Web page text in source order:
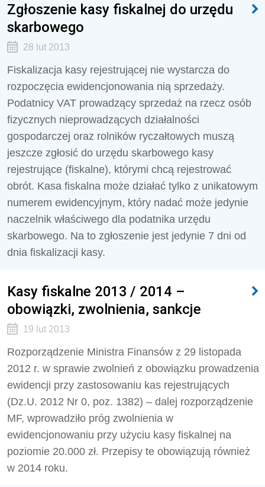
Zgłoszenie kasy fiskalnej do urzędu
skarbowego
28 lut 2013
Fiskalizacja kasy rejestrującej nie wystarcza do
rozpoczęcia ewidencjonowania nią sprzedaży.
Podatnicy VAT prowadzący sprzedaż na rzecz osób
fizycznych nieprowadzących działalności
gospodarczej oraz rolników ryczałtowych muszą
jeszcze zgłosić do urzędu skarbowego kasy
rejestrujące (fiskalne), którymi chcą rejestrować
obrót. Kasa fiskalna może działać tylko z unikatowym
numerem ewidencyjnym, który nadać może jedynie
naczelnik właściwego dla podatnika urzędu
skarbowego. Na to zgłoszenie jest jedynie 7 dni od
dnia fiskalizacji kasy.
Kasy fiskalne 2013 / 2014 –
obowiązki, zwolnienia, sankcje
19 lut 2013
Rozporządzenie Ministra Finansów z 29 listopada
2012 r. w sprawie zwolnień z obowiązku prowadzenia
ewidencji przy zastosowaniu kas rejestrujących
(Dz.U. 2012 Nr 0, poz. 1382) – dalej rozporządzenie
MF, wprowadziło próg zwolnienia w
ewidencjonowaniu przy użyciu kasy fiskalnej na
poziomie 20.000 zł. Przepisy te obowiązują również
w 2014 roku.